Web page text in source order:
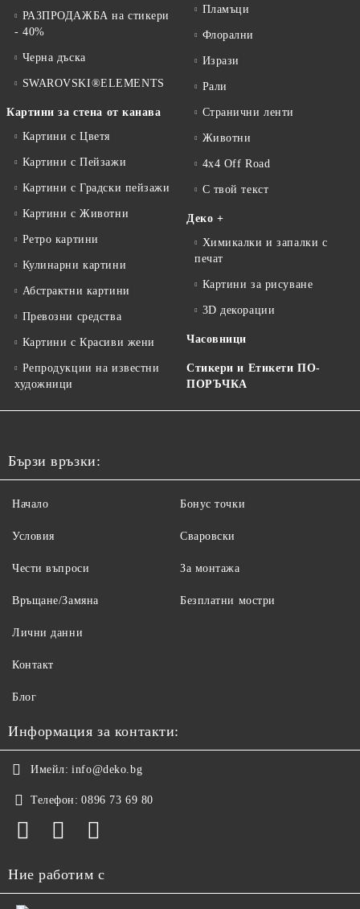
РАЗПРОДАЖБА на стикери
- 40%
Черна дъска
SWAROVSKI®ELEMENTS
Картини за стена от канава
Картини с Цветя
Картини с Пейзажи
Картини с Градски пейзажи
Картини с Животни
Ретро картини
Кулинарни картини
Абстрактни картини
Превозни средства
Картини с Красиви жени
Репродукции на известни
художници
Пламъци
Флорални
Изрази
Рали
Странични ленти
Животни
4x4 Off Road
С твой текст
Деко +
Химикалки и запалки с
печат
Картини за рисуване
3D декорации
Часовници
Стикери и Етикети ПО-
ПОРЪЧКА
Бързи връзки:
Начало
Условия
Чести въпроси
Връщане/Замяна
Бонус точки
Сваровски
За монтажа
Безплатни мостри
Лични данни
Контакт
Блог
Информация за контакти:
Имейл: info@deko.bg
Телефон: 0896 73 69 80
Ние работим с